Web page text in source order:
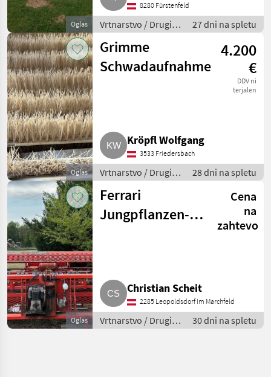
Oglas
8280 Fürstenfeld
Vrtnarstvo / Drugi
stroji za vrtnarstvo
27 dni na spletu
Oglas
Grimme
Schwadaufnahme
4.200
€
DDV ni
terjalen
Kröpfl Wolfgang
3533 Friedersbach
Vrtnarstvo / Drugi
stroji za vrtnarstvo
28 dni na spletu
Oglas
Ferrari
Jungpflanzen-
Cena
na
zahtevo
Christian Scheit
2285 Leopoldsdorf Im Marchfeld
Vrtnarstvo / Drugi
stroji za vrtnarstvo
30 dni na spletu